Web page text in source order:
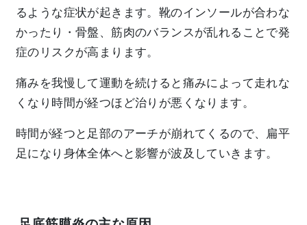
るような症状が起きます。靴のインソールが合わな
かったり・骨盤、筋肉のバランスが乱れることで発
症のリスクが高まります。
痛みを我慢して運動を続けると痛みによって走れな
くなり時間が経つほど治りが悪くなります。
時間が経つと足部のアーチが崩れてくるので、扁平
足になり身体全体へと影響が波及していきます。